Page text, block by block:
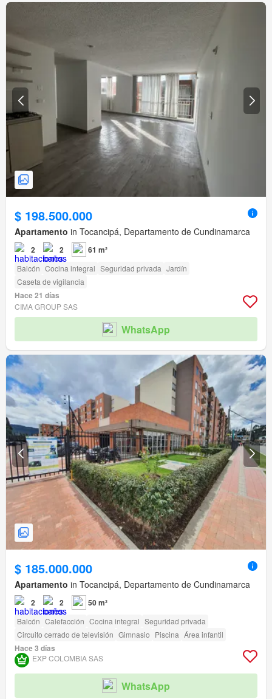
$ 198.500.000
Apartamento in Tocancipá, Departamento de Cundinamarca
2 2 61 m²
Balcón Cocina integral Seguridad privada Jardín
Caseta de vigilancia
Hace 21 días
CIMA GROUP SAS
WhatsApp
$ 185.000.000
Apartamento in Tocancipá, Departamento de Cundinamarca
2 2 50 m²
Balcón Calefacción Cocina integral Seguridad privada
Circuito cerrado de televisión Gimnasio Piscina Área infantil
Hace 3 días
EXP COLOMBIA SAS
WhatsApp